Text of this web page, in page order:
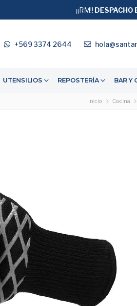
+569 3374 2644
UTENSILIOS REPOSTERÍA BAR Y
¡¡RM!! DESPACHO
Inicio Cocina